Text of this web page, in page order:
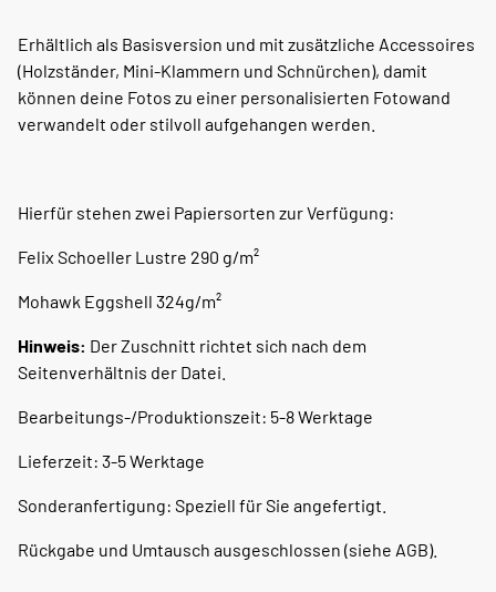
Erhältlich als Basisversion und mit zusätzliche Accessoires
(Holzständer, Mini-Klammern und Schnürchen), damit
können deine Fotos zu einer personalisierten Fotowand
verwandelt oder stilvoll aufgehangen werden.
Hierfür stehen zwei Papiersorten zur Verfügung:
Felix Schoeller Lustre 290 g/m²
Mohawk Eggshell 324g/m²
Hinweis: Der Zuschnitt richtet sich nach dem
Seitenverhältnis der Datei.
Bearbeitungs-/Produktionszeit: 5-8 Werktage
Lieferzeit: 3-5 Werktage
Sonderanfertigung: Speziell für Sie angefertigt.
Rückgabe und Umtausch ausgeschlossen (siehe AGB).